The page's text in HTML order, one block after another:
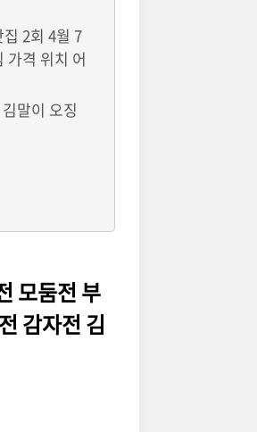
2회 4월 7
가격 위치 어
말이 오징
모둠전 부
감자전 김